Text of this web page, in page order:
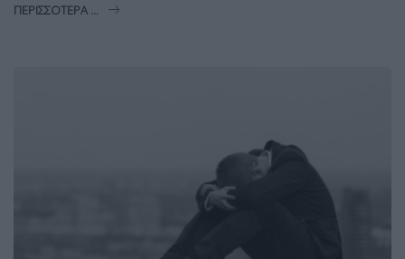
ΠΕΡΙΣΣΌΤΕΡΑ ...